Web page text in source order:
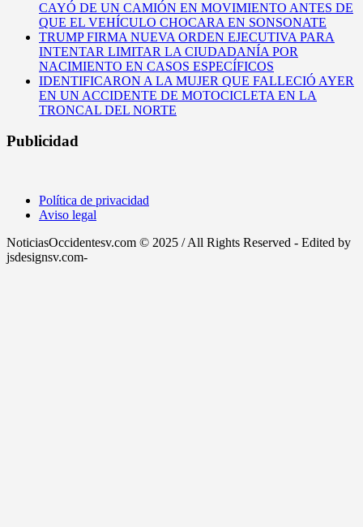
CAYÓ DE UN CAMIÓN EN MOVIMIENTO ANTES DE
QUE EL VEHÍCULO CHOCARA EN SONSONATE
TRUMP FIRMA NUEVA ORDEN EJECUTIVA PARA
INTENTAR LIMITAR LA CIUDADANÍA POR
NACIMIENTO EN CASOS ESPECÍFICOS
IDENTIFICARON A LA MUJER QUE FALLECIÓ AYER
EN UN ACCIDENTE DE MOTOCICLETA EN LA
TRONCAL DEL NORTE
Publicidad
Política de privacidad
Aviso legal
NoticiasOccidentesv.com © 2025 / All Rights Reserved - Edited by
jsdesignsv.com-